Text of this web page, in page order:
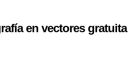
en vectores gratuita